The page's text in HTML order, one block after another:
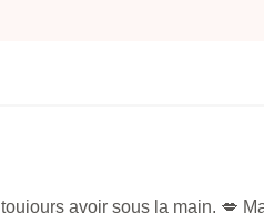
avoir sous la main. 💋